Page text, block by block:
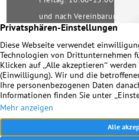
und nach Vereinbarung
Samstag nach Vereinbarung!
Unsere Facebookseite
Impressum | Datenschutz